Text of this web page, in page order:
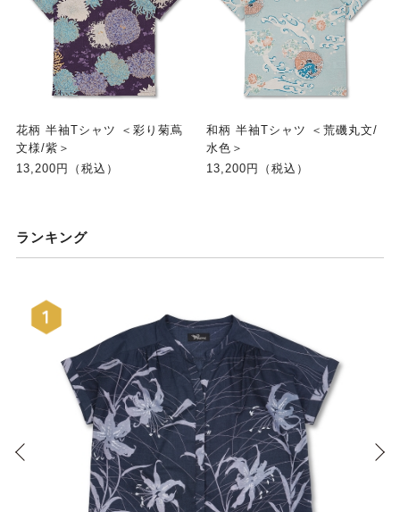
花柄 半袖Tシャツ ＜彩り菊蔦
文様/紫＞
13,200円（税込）
和柄 半袖Tシャツ ＜荒磯丸文/
水色＞
13,200円（税込）
ランキング